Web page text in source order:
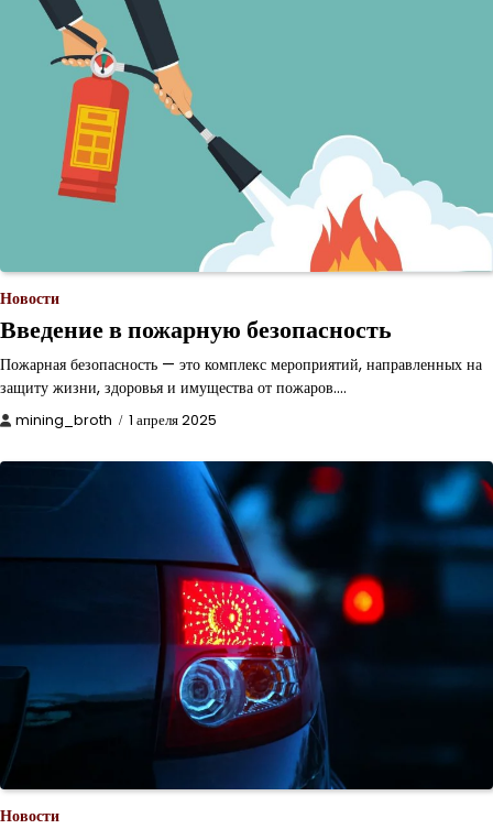
Новости
Введение в пожарную безопасность
Пожарная безопасность — это комплекс мероприятий, направленных на
защиту жизни, здоровья и имущества от пожаров.…
mining_broth 1 апреля 2025
Новости